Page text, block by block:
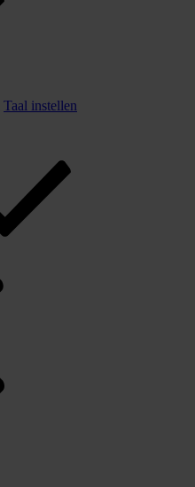
Taal instellen